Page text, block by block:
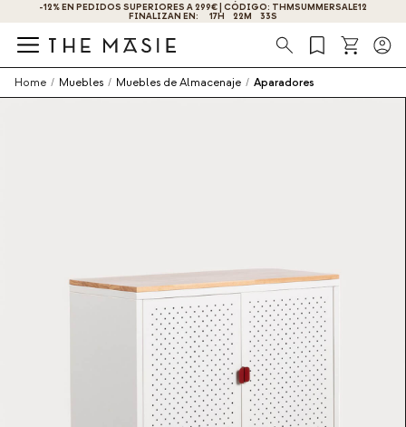
-12% EN PEDIDOS SUPERIORES A 299€ | CÓDIGO: THMSUMMERSALE12
FINALIZAN EN: 17H 22M 33S
Búsqueda
Home / Muebles / Muebles de Almacenaje / Aparadores